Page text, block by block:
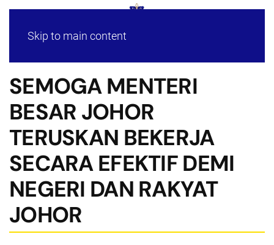
Skip to main content
SEMOGA MENTERI
BESAR JOHOR
TERUSKAN BEKERJA
SECARA EFEKTIF DEMI
NEGERI DAN RAKYAT
JOHOR